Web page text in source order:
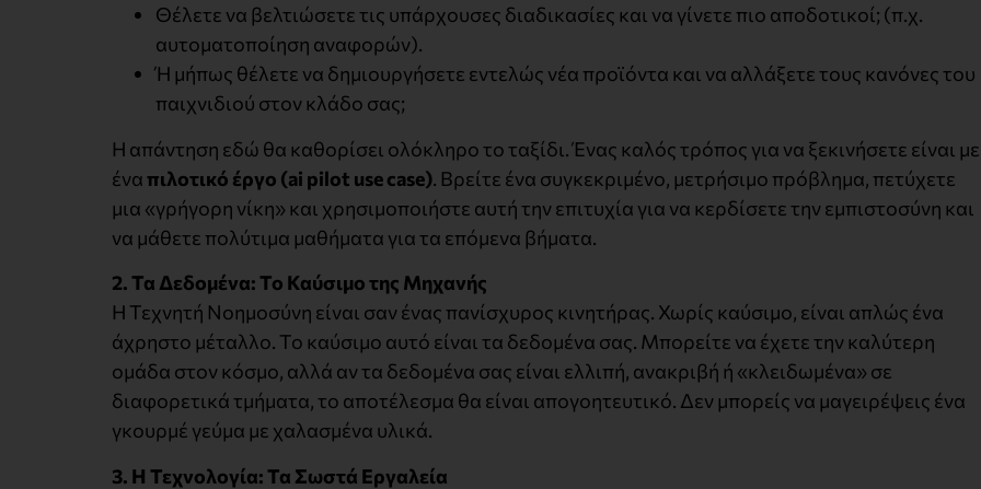
Θέλετε να βελτιώσετε τις υπάρχουσες διαδικασίες και να γίνετε πιο αποδοτικοί; (π.χ.
αυτοματοποίηση αναφορών).
Ή μήπως θέλετε να δημιουργήσετε εντελώς νέα προϊόντα και να αλλάξετε τους κανόνες του
παιχνιδιού στον κλάδο σας;
Η απάντηση εδώ θα καθορίσει ολόκληρο το ταξίδι. Ένας καλός τρόπος για να ξεκινήσετε είναι με
έναπιλοτικό έργο (ai pilot usecase). Βρείτε ένα συγκεκριμένο, μετρήσιμο πρόβλημα, πετύχετε
μια «γρήγορη νίκη» και χρησιμοποιήστε αυτή την επιτυχία για να κερδίσετε την εμπιστοσύνη και
να μάθετε πολύτιμα μαθήματα για τα επόμενα βήματα.
2. Τα Δεδομένα: Το Καύσιμο της Μηχανής
Η Τεχνητή Νοημοσύνη είναι σαν ένας πανίσχυρος κινητήρας. Χωρίς καύσιμο, είναι απλώς ένα
άχρηστο μέταλλο. Το καύσιμο αυτό είναι τα δεδομένα σας. Μπορείτε να έχετε την καλύτερη
ομάδα στον κόσμο, αλλά αν τα δεδομένα σας είναι ελλιπή, ανακριβή ή «κλειδωμένα» σε
διαφορετικά τμήματα, το αποτέλεσμα θα είναι απογοητευτικό. Δεν μπορείς να μαγειρέψεις ένα
γκουρμέ γεύμα με χαλασμένα υλικά.
3. Η Τεχνολογία: Τα Σωστά Εργαλεία